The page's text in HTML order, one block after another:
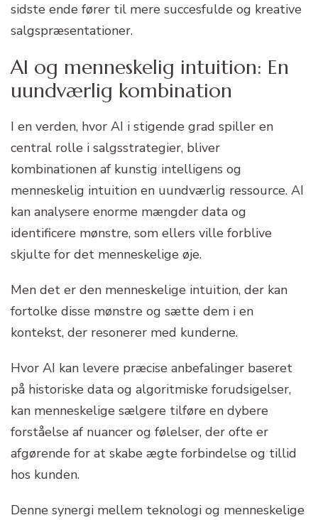
sidste ende fører til mere succesfulde og kreative
salgspræsentationer.
AI og menneskelig intuition: En
uundværlig kombination
I en verden, hvor AI i stigende grad spiller en
central rolle i salgsstrategier, bliver
kombinationen af kunstig intelligens og
menneskelig intuition en uundværlig ressource. AI
kan analysere enorme mængder data og
identificere mønstre, som ellers ville forblive
skjulte for det menneskelige øje.
Men det er den menneskelige intuition, der kan
fortolke disse mønstre og sætte dem i en
kontekst, der resonerer med kunderne.
Hvor AI kan levere præcise anbefalinger baseret
på historiske data og algoritmiske forudsigelser,
kan menneskelige sælgere tilføre en dybere
forståelse af nuancer og følelser, der ofte er
afgørende for at skabe ægte forbindelse og tillid
hos kunden.
Denne synergi mellem teknologi og menneskelige